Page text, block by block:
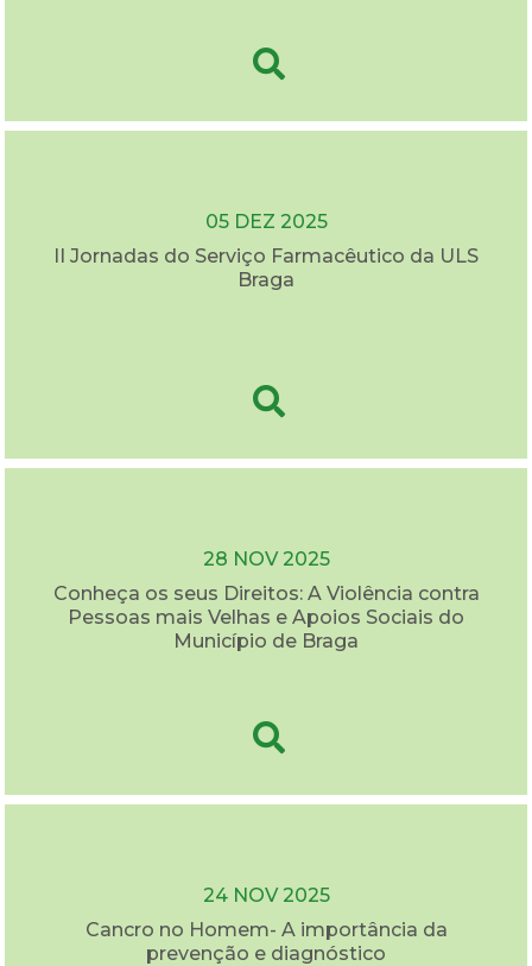
05 DEZ 2025
II Jornadas do Serviço Farmacêutico da ULS
Braga
28 NOV 2025
Conheça os seus Direitos: A Violência contra
Pessoas mais Velhas e Apoios Sociais do
Município de Braga
24 NOV 2025
Cancro no Homem- A importância da
prevenção e diagnóstico